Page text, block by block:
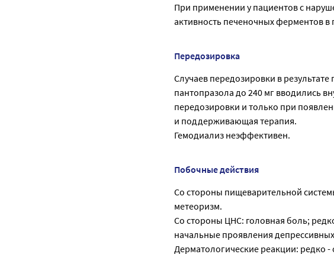
При применении у пациентов с
активность печеночных ферментов
Передозировка
Случаев передозировки в
пантопразола до 240 мг вводились
передозировки и только при
и поддерживающая терапия.
Гемодиализ неэффективен.
Побочные действия
Со стороны пищеварительной
метеоризм.
Со стороны ЦНС: головная боль;
начальные проявления
Дерматологические реакции: редко -